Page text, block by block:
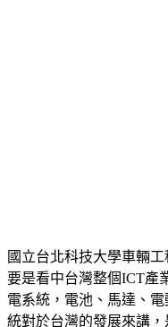
國立台北科技大學車輛
要是看中台灣整個ICT產
電系統，電池、馬達、
統對於台灣的發展來講